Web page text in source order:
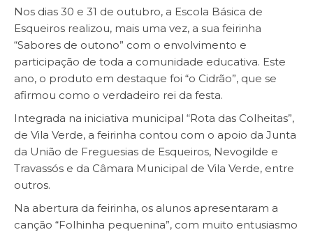
Nos dias 30 e 31 de outubro, a Escola Básica de
Esqueiros realizou, mais uma vez, a sua feirinha
“Sabores de outono” com o envolvimento e
participação de toda a comunidade educativa. Este
ano, o produto em destaque foi “o Cidrão”, que se
afirmou como o verdadeiro rei da festa.
Integrada na iniciativa municipal “Rota das Colheitas”,
de Vila Verde, a feirinha contou com o apoio da Junta
da União de Freguesias de Esqueiros, Nevogilde e
Travassós e da Câmara Municipal de Vila Verde, entre
outros.
Na abertura da feirinha, os alunos apresentaram a
canção “Folhinha pequenina”, com muito entusiasmo